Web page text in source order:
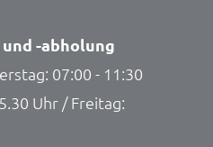
-abholung
07:00 - 11:30
Uhr / Freitag: